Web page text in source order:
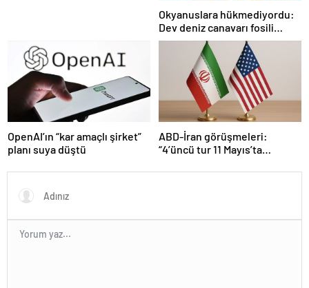
Okyanuslara hükmediyordu:
Dev deniz canavarı fosili
bulundu
OpenAI’ın “kar amaçlı şirket”
planı suya düştü
ABD-İran görüşmeleri:
“4’üncü tur 11 Mayıs’ta